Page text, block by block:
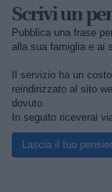
Scrivi un
Pubblica una frase
alla sua famiglia e ai
Il servizio ha un
reindirizzato al sito
dovuto.
In seguito riceverai
Lascia il tuo